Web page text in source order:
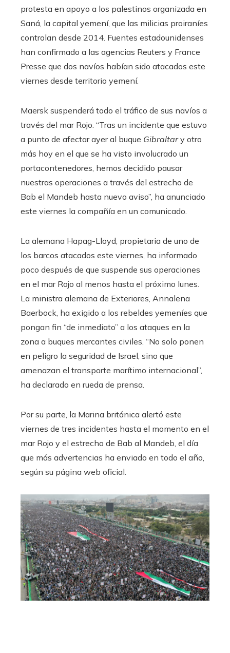
protesta en apoyo a los palestinos organizada en
Saná, la capital yemení, que las milicias proiraníes
controlan desde 2014. Fuentes estadounidenses
han confirmado a las agencias Reuters y France
Presse que dos navíos habían sido atacados este
viernes desde territorio yemení.
Maersk suspenderá todo el tráfico de sus navíos a
través del mar Rojo. “Tras un incidente que estuvo
a punto de afectar ayer al buque Gibraltary otro
más hoy en el que se ha visto involucrado un
portacontenedores, hemos decidido pausar
nuestras operaciones a través del estrecho de
Bab el Mandeb hasta nuevo aviso”, ha anunciado
este viernes la compañía en un comunicado.
La alemana Hapag-Lloyd, propietaria de uno de
los barcos atacados este viernes, ha informado
poco después de que suspende sus operaciones
en el mar Rojo al menos hasta el próximo lunes.
La ministra alemana de Exteriores, Annalena
Baerbock, ha exigido a los rebeldes yemeníes que
pongan fin “de inmediato” a los ataques en la
zona a buques mercantes civiles. “No solo ponen
en peligro la seguridad de Israel, sino que
amenazan el transporte marítimo internacional”,
ha declarado en rueda de prensa.
Por su parte, la Marina británica alertó este
viernes de tres incidentes hasta el momento en el
mar Rojo y el estrecho de Bab al Mandeb, el día
que más advertencias ha enviado en todo el año,
según su página web oficial.